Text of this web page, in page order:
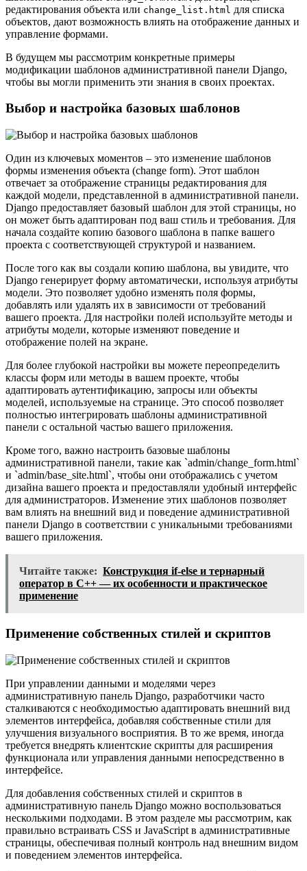
редактирования объекта или change_list.html для списка
объектов, дают возможность влиять на отображение данных и
управление формами.
В будущем мы рассмотрим конкретные примеры
модификации шаблонов административной панели Django,
чтобы вы могли применить эти знания в своих проектах.
Выбор и настройка базовых шаблонов
Один из ключевых моментов – это изменение шаблонов
формы изменения объекта (change form). Этот шаблон
отвечает за отображение страницы редактирования для
каждой модели, представленной в административной панели.
Django предоставляет базовый шаблон для этой страницы, но
он может быть адаптирован под ваш стиль и требования. Для
начала создайте копию базового шаблона в папке вашего
проекта с соответствующей структурой и названием.
После того как вы создали копию шаблона, вы увидите, что
Django генерирует форму автоматически, используя атрибуты
модели. Это позволяет удобно изменять поля формы,
добавлять или удалять их в зависимости от требований
вашего проекта. Для настройки полей используйте методы и
атрибуты модели, которые изменяют поведение и
отображение полей на экране.
Для более глубокой настройки вы можете переопределить
классы форм или методы в вашем проекте, чтобы
адаптировать аутентификацию, запросы или объекты
моделей, используемые на странице. Это способ позволяет
полностью интегрировать шаблоны административной
панели с остальной частью вашего приложения.
Кроме того, важно настроить базовые шаблоны
административной панели, такие как `admin/change_form.html`
и `admin/base_site.html`, чтобы они отображались с учетом
дизайна вашего проекта и предоставляли удобный интерфейс
для администраторов. Изменение этих шаблонов позволяет
вам влиять на внешний вид и поведение административной
панели Django в соответствии с уникальными требованиями
вашего приложения.
Читайте также: Конструкция if-else и тернарный
оператор в C++ — их особенности и практическое
применение
Применение собственных стилей и скриптов
При управлении данными и моделями через
административную панель Django, разработчики часто
сталкиваются с необходимостью адаптировать внешний вид
элементов интерфейса, добавляя собственные стили для
улучшения визуального восприятия. В то же время, иногда
требуется внедрять клиентские скрипты для расширения
функционала или управления данными непосредственно в
интерфейсе.
Для добавления собственных стилей и скриптов в
административную панель Django можно воспользоваться
несколькими подходами. В этом разделе мы рассмотрим, как
правильно встраивать CSS и JavaScript в административные
страницы, обеспечивая полный контроль над внешним видом
и поведением элементов интерфейса.